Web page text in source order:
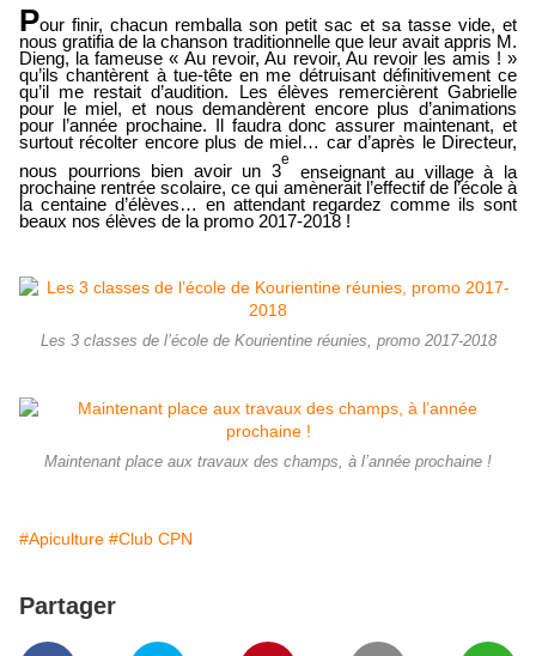
Pour finir, chacun remballa son petit sac et sa tasse vide, et
nous gratifia de la chanson traditionnelle que leur avait appris M.
Dieng, la fameuse « Au revoir, Au revoir, Au revoir les amis ! »
qu’ils chantèrent à tue-tête en me détruisant définitivement ce
qu’il me restait d’audition. Les élèves remercièrent Gabrielle
pour le miel, et nous demandèrent encore plus d’animations
pour l’année prochaine. Il faudra donc assurer maintenant, et
surtout récolter encore plus de miel… car d’après le Directeur,
nous pourrions bien avoir un 3
e
enseignant au village à la
prochaine rentrée scolaire, ce qui amènerait l’effectif de l’école à
la centaine d’élèves… en attendant regardez comme ils sont
beaux nos élèves de la promo 2017-2018 !
Les 3 classes de l’école de Kourientine réunies, promo 2017-2018
Maintenant place aux travaux des champs, à l’année prochaine !
#Apiculture #Club CPN
Partager